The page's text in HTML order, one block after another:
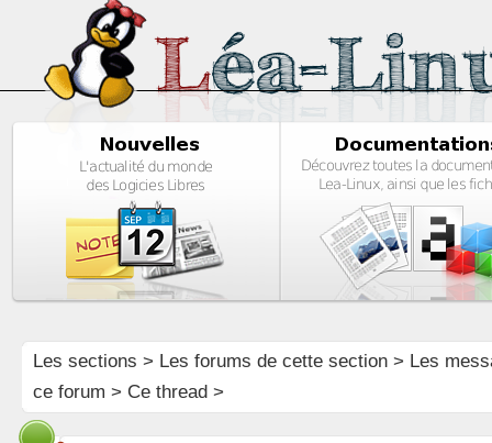
Les sections > Les forums de cette section> Les
ce forum > Ce thread >